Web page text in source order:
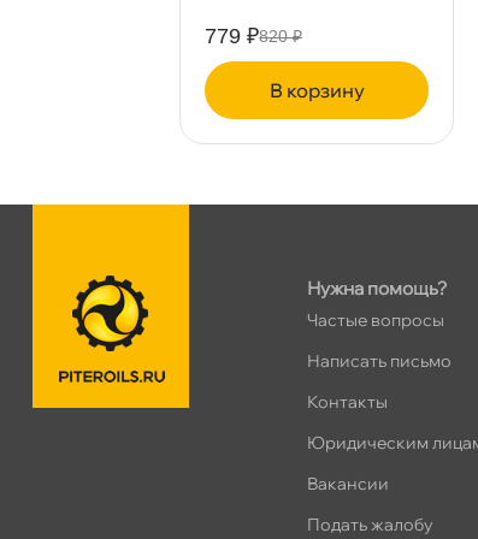
779 ₽820 ₽
корзину
пр.Просвещения 72
Сегодня, бесплатно
Нужна помощь?
Частые вопросы
Написать письмо
Контакты
Юридическим
акансии
Подать жалобу